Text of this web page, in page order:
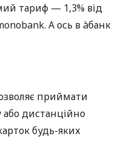
тариф — 1,3% від
А ось в àбанк
приймати
або дистанційно
будь-яких